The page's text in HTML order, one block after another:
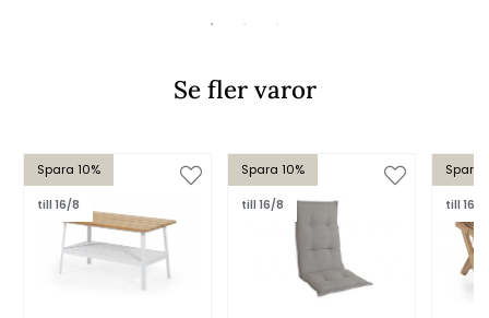
Se fler varor
Spara 10%
till 16/8
Spara 10%
till 16/8
Spara
till 16/8